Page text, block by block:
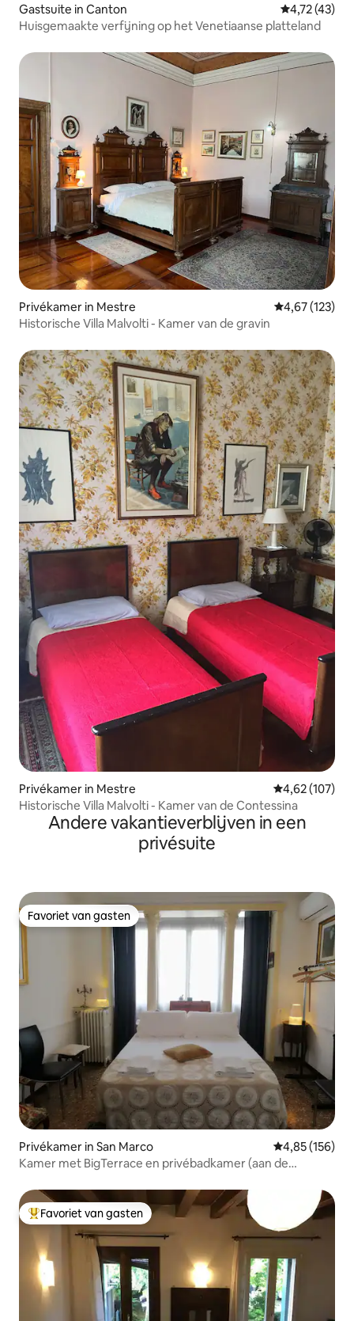
Gastsuite in Canton Gemiddelde
4,72 (43)
Huisgemaakte verfijning op het Venetiaanse platteland
Privékamer in Mestre Gemiddelde
4,67 (123)
Historische Villa Malvolti - Kamer van de gravin
Privékamer in Mestre Gemiddelde
4,62 (107)
Historische Villa Malvolti - Kamer van de Contessina
Andere vakantieverblijven in een
privésuite
Favoriet van gasten
Favoriet van gasten
Privékamer in San Marco Gemiddelde
4,85 (156)
Kamer met BigTerrace en privébadkamer (aan de
Topfavoriet van gasten
Favoriet van gasten